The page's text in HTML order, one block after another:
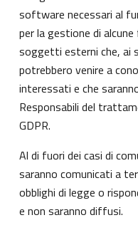
software necessari al
per la gestione di
soggetti esterni che, ai
potrebbero venire a
interessati e che
Responsabili del
GDPR.
Al di fuori dei casi di
saranno comunicati a
obblighi di legge o
e non saranno diffusi.